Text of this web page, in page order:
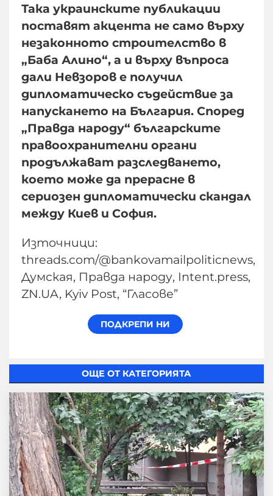
Така украинските публикации
поставят акцента не само върху
незаконното строителство в
„Баба Алино“, а и върху въпроса
дали Невзоров е получил
дипломатическо съдействие за
напускането на България. Според
„Правда народу“ българските
правоохранителни органи
продължават разследването,
което може да прерасне в
сериозен дипломатически скандал
между Киев и София.
Източници:
threads.com/@bankovamailpoliticnews,
Думская, Правда народу, Intent.press,
ZN.UA, Kyiv Post, “Гласове”
ОЩЕ ОТ КАТЕГОРИЯТА